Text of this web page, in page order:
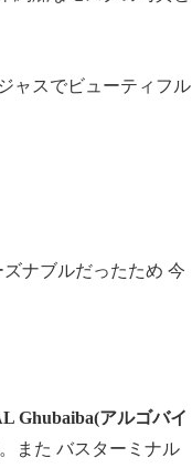
ャスでビューティフル
ナブルだったため 今
Ghubaiba(アルゴバイ
また バスターミナル